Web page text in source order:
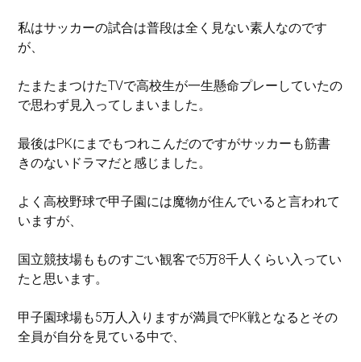
私はサッカーの試合は普段は全く見ない素人なのです
が、
たまたまつけたTVで高校生が一生懸命プレーしていたの
で思わず見入ってしまいました。
最後はPKにまでもつれこんだのですがサッカーも筋書
きのないドラマだと感じました。
よく高校野球で甲子園には魔物が住んでいると言われて
いますが、
国立競技場もものすごい観客で5万8千人くらい入ってい
たと思います。
甲子園球場も5万人入りますが満員でPK戦となるとその
全員が自分を見ている中で、